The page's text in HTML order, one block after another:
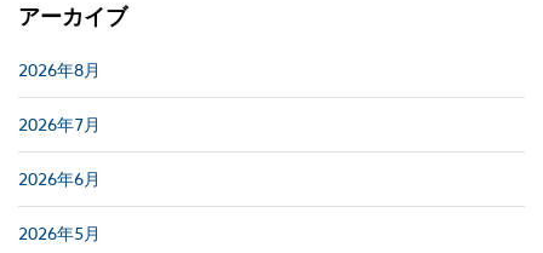
アーカイブ
2026年8月
2026年7月
2026年6月
2026年5月